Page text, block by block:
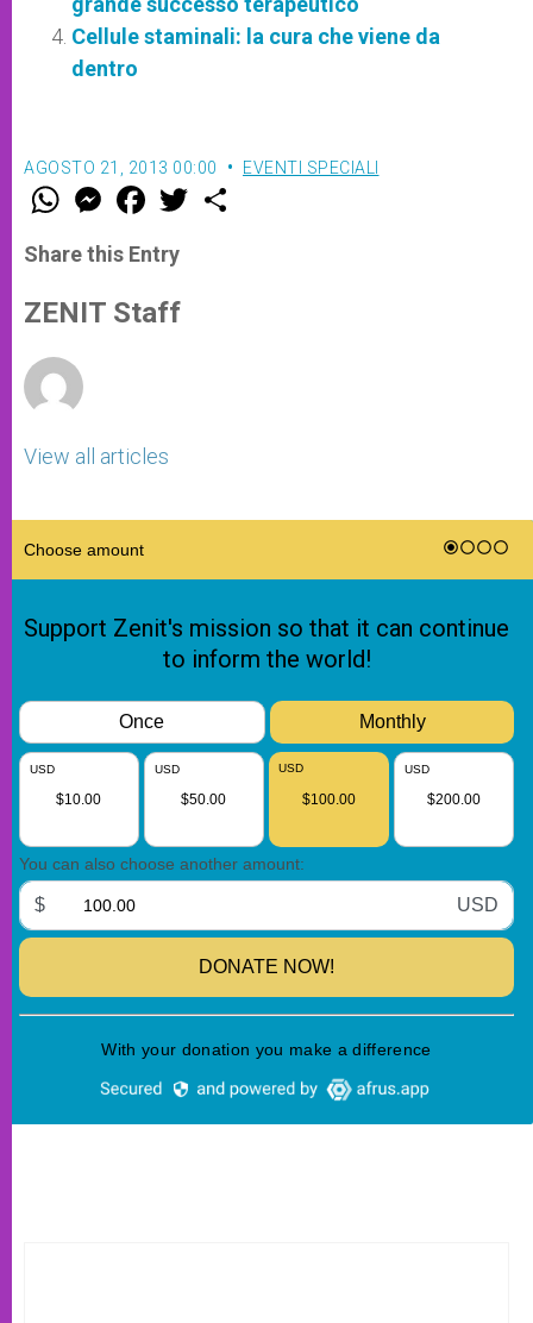
Cellule staminali: la cura che viene da
dentro
AGOSTO 21, 2013 00:00 EVENTI SPECIALI
W
t
s
p
p
M
e
s
e
g
e
F
a
e
b
o
k
w
Share this Entry
ZENIT Staff
View all articles